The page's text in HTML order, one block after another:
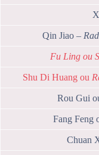
Qin Jiao –
Fu Ling ou
Shu Di Huang ou
Rou Gui
Fang Feng
Chuan